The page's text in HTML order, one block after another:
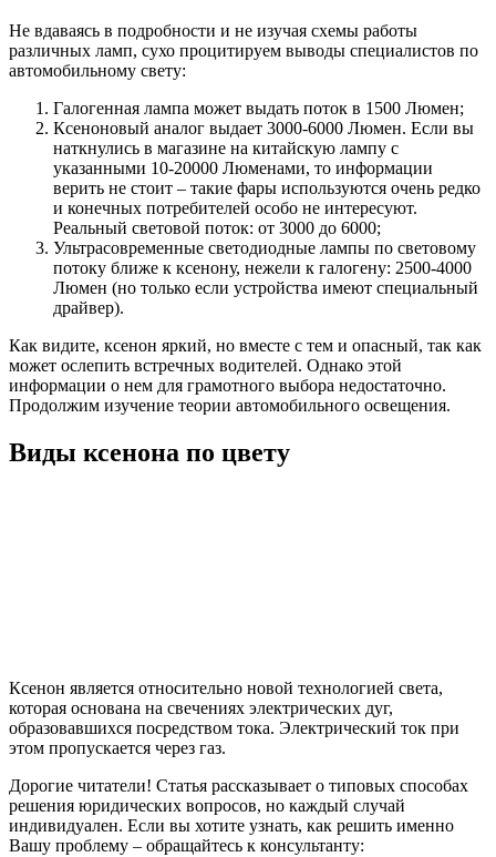
Не вдаваясь в подробности и не изучая схемы работы
различных ламп, сухо процитируем выводы специалистов по
автомобильному свету:
Галогенная лампа может выдать поток в 1500 Люмен;
Ксеноновый аналог выдает 3000-6000 Люмен. Если вы
наткнулись в магазине на китайскую лампу с
указанными 10-20000 Люменами, то информации
верить не стоит – такие фары используются очень редко
и конечных потребителей особо не интересуют.
Реальный световой поток: от 3000 до 6000;
Ультрасовременные светодиодные лампы по световому
потоку ближе к ксенону, нежели к галогену: 2500-4000
Люмен (но только если устройства имеют специальный
драйвер).
Как видите, ксенон яркий, но вместе с тем и опасный, так как
может ослепить встречных водителей. Однако этой
информации о нем для грамотного выбора недостаточно.
Продолжим изучение теории автомобильного освещения.
Виды ксенона по цвету
Ксенон является относительно новой технологией света,
которая основана на свечениях электрических дуг,
образовавшихся посредством тока. Электрический ток при
этом пропускается через газ.
Дорогие читатели! Статья рассказывает о типовых способах
решения юридических вопросов, но каждый случай
индивидуален. Если вы хотите узнать, как решить именно
Вашу проблему – обращайтесь к консультанту: